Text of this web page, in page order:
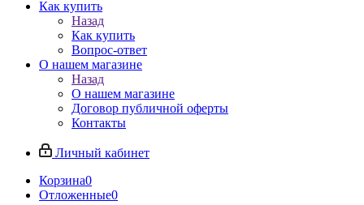
Как купить
Назад
Как купить
Вопрос-ответ
О нашем магазине
Назад
О нашем магазине
Договор публичной оферты
Контакты
Личный кабинет
Корзина0
Отложенные0